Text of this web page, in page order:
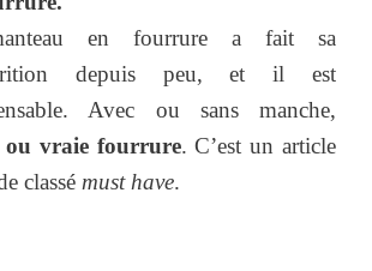
en fourrure a fait sa
depuis peu, et il est
Avec ou sans manche,
ou vraie fourrure. C’est un article
classé must have.